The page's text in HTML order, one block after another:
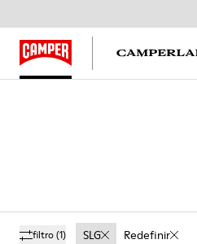
filtro(1) SLG Redefinir